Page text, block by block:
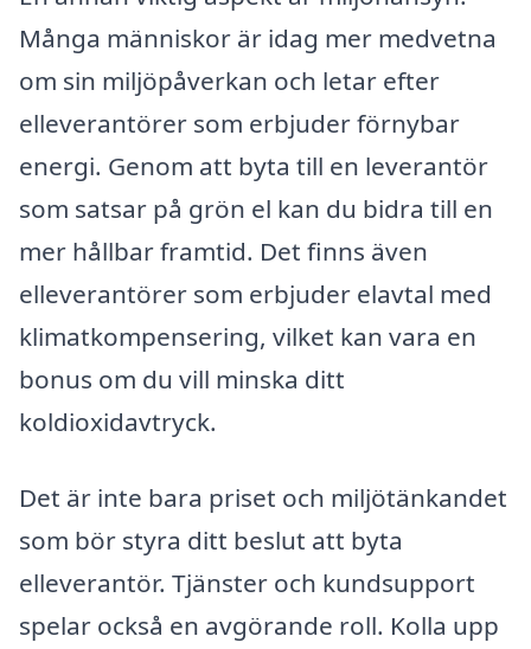
Många människor är idag mer medvetna
om sin miljöpåverkan och letar efter
elleverantörer som erbjuder förnybar
energi. Genom att byta till en leverantör
som satsar på grön el kan du bidra till en
mer hållbar framtid. Det finns även
elleverantörer som erbjuder elavtal med
klimatkompensering, vilket kan vara en
bonus om du vill minska ditt
koldioxidavtryck.
Det är inte bara priset och miljötänkandet
som bör styra ditt beslut att byta
elleverantör. Tjänster och kundsupport
spelar också en avgörande roll. Kolla upp